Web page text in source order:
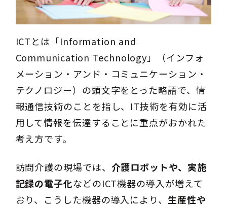
ICTとは「Information and
Communication Technology」（インフォ
メーション・アンド・コミュニケーション・
テクノロジー）の頭文字をとった略語で、情
報通信技術のことを指し、IT技術を有効に活
用して情報を伝達することに重点がおかれた
考え方です。
訪問介護の現場では、 介護ロボットや、実施
記録の電子化などのICT機器の導入が増えて
おり、こうした機器の導入により、 生産性や